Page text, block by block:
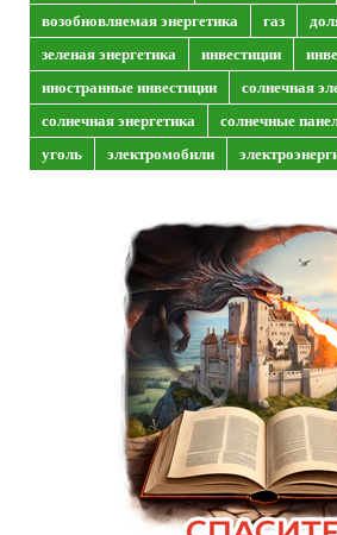
возобновляемая энергетика
газ
зеленая энергетика
инвестиции
иностранные инвестиции
солнечная
солнечная энергетика
солнечные
уголь
электромобили